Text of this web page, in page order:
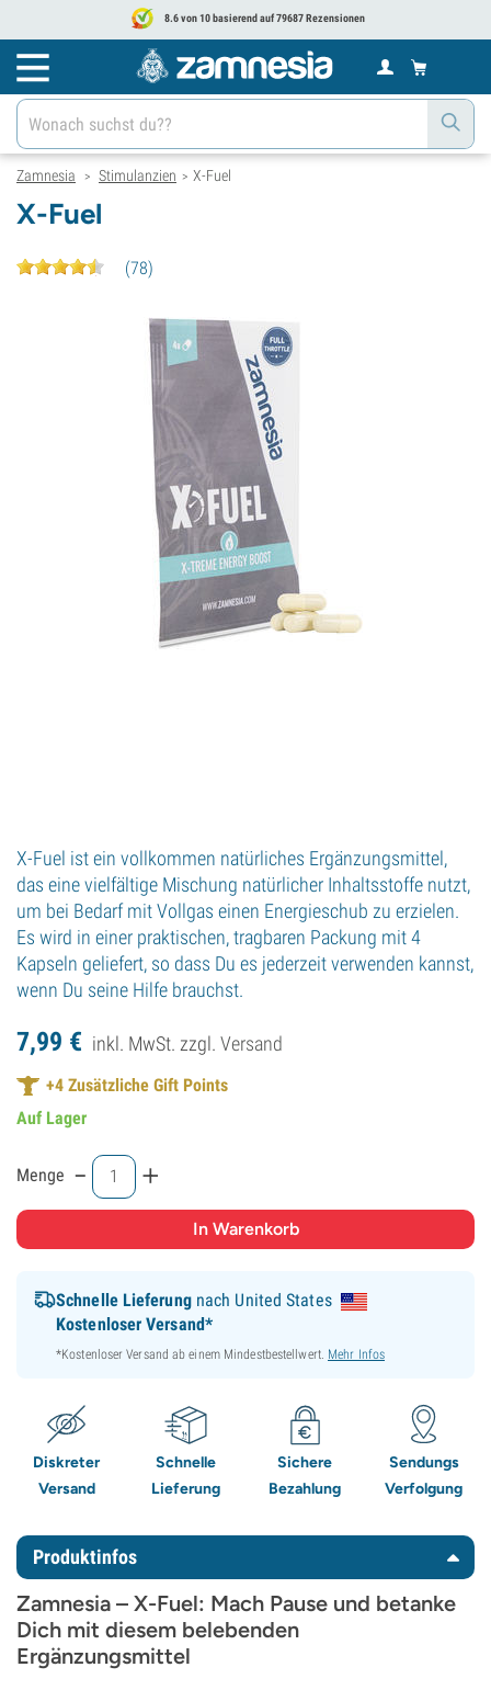
8.6 von 10 basierend auf 79687 Rezensionen
Zamnesia > Stimulanzien > X-Fuel
X-Fuel
(78)
X-Fuel ist ein vollkommen natürliches Ergänzungsmittel,
das eine vielfältige Mischung natürlicher Inhaltsstoffe nutzt,
um bei Bedarf mit Vollgas einen Energieschub zu erzielen.
Es wird in einer praktischen, tragbaren Packung mit 4
Kapseln geliefert, so dass Du es jederzeit verwenden kannst,
wenn Du seine Hilfe brauchst.
7,99 € inkl. MwSt. zzgl. Versand
+4 Zusätzliche Gift Points
Auf Lager
Menge - +
Schnelle Lieferungnach United States
Kostenloser Versand*
*Kostenloser Versand ab einem Mindestbestellwert. Mehr Infos
Diskreter
Versand
Schnelle
Lieferung
Sichere
Bezahlung
Sendungs
Verfolgung
Produktinfos
Zamnesia – X-Fuel: Mach Pause und betanke
Dich mit diesem belebenden
Ergänzungsmittel